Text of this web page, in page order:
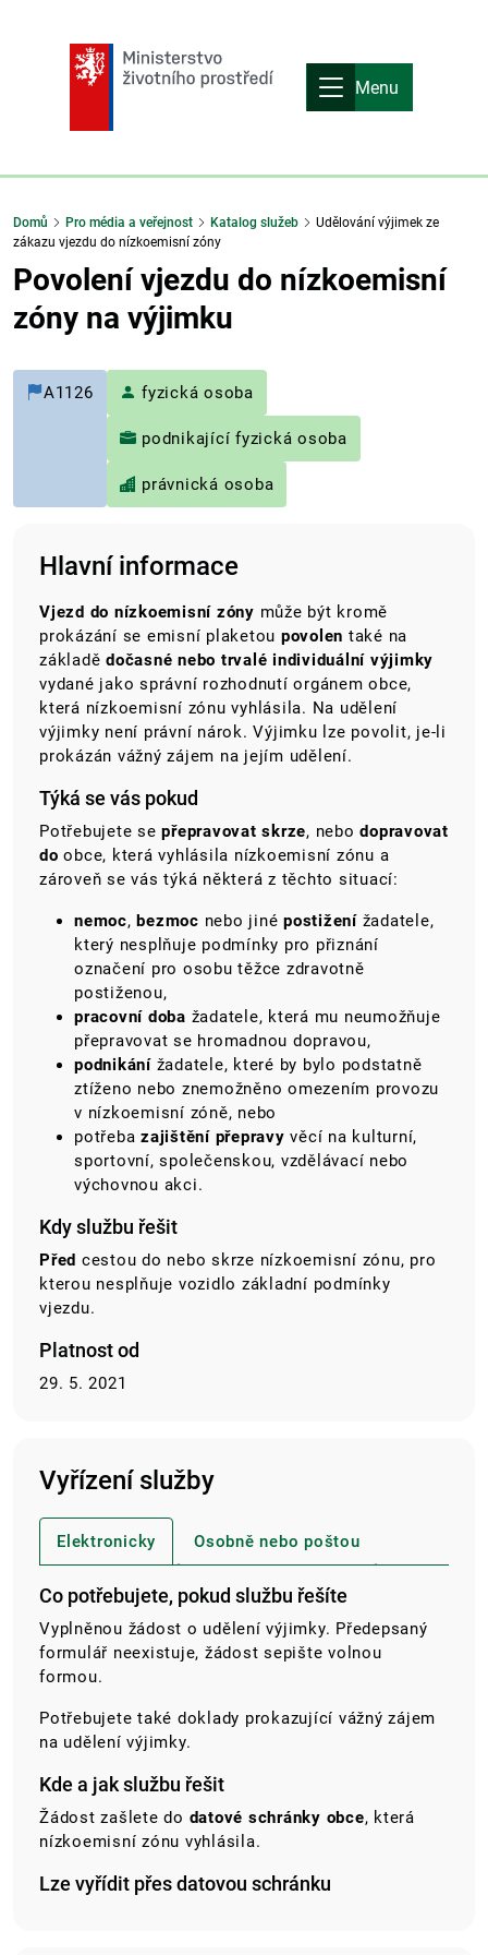
Menu
Domů Pro média a veřejnost Katalog služeb
Udělování výjimek ze
zákazu vjezdu do nízkoemisní zóny
Povolení vjezdu do nízkoemisní
zóny na výjimku
A1126 fyzická osoba
podnikající fyzická osoba
právnická osoba
Hlavní informace
Vjezd do nízkoemisní zóny může být kromě
prokázání se emisní plaketou povolen také na
základě dočasné nebo trvalé individuální výjimky
vydané jako správní rozhodnutí orgánem obce,
která nízkoemisní zónu vyhlásila. Na udělení
výjimky není právní nárok. Výjimku lze povolit, je-li
prokázán vážný zájem na jejím udělení.
Týká se vás pokud
Potřebujete sepřepravovat skrze, nebodopravovat
do obce, která vyhlásila nízkoemisní zónu a
zároveň se vás týká některá z těchto situací:
nemoc,bezmoc nebo jiné postižení žadatele,
který nesplňuje podmínky pro přiznání
označení pro osobu těžce zdravotně
postiženou,
pracovní doba žadatele, která mu neumožňuje
přepravovat se hromadnou dopravou,
podnikání žadatele, které by bylo podstatně
ztíženo nebo znemožněno omezením provozu
v nízkoemisní zóně, nebo
potřeba zajištění přepravy věcí na kulturní,
sportovní, společenskou, vzdělávací nebo
výchovnou akci.
Kdy službu řešit
Před cestou do nebo skrze nízkoemisní zónu, pro
kterou nesplňuje vozidlo základní podmínky
vjezdu.
Platnost od
29. 5. 2021
Vyřízení služby
Elektronicky Osobně nebo poštou
Co potřebujete, pokud službu řešíte
Vyplněnou žádost o udělení výjimky. Předepsaný
formulář neexistuje, žádost sepište volnou
formou.
Potřebujete také doklady prokazující vážný zájem
na udělení výjimky.
Kde a jak službu řešit
Žádost zašlete do datové schránky obce, která
nízkoemisní zónu vyhlásila.
Lze vyřídit přes datovou schránku